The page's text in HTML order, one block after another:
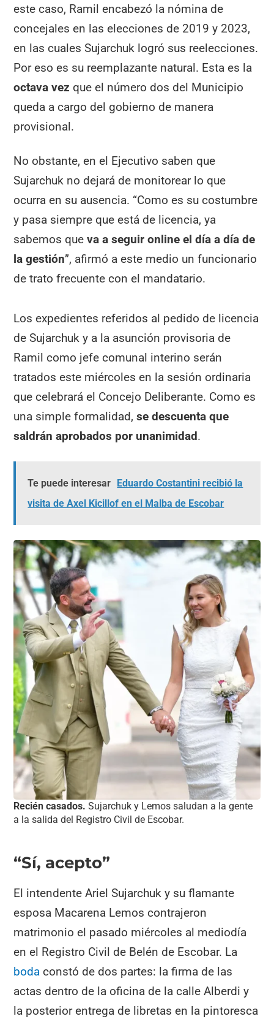
este caso, Ramil encabezó la nómina de
concejales en las elecciones de 2019 y 2023,
en las cuales Sujarchuk logró sus reelecciones.
Por eso es su reemplazante natural. Esta es la
octava vez que el número dos del Municipio
queda a cargo del gobierno de manera
provisional.
No obstante, en el Ejecutivo saben que
Sujarchuk no dejará de monitorear lo que
ocurra en su ausencia. “Como es su costumbre
y pasa siempre que está de licencia, ya
sabemos que va a seguir online el día a día de
la gestión”, afirmó a este medio un funcionario
de trato frecuente con el mandatario.
Los expedientes referidos al pedido de licencia
de Sujarchuk y a la asunción provisoria de
Ramil como jefe comunal interino serán
tratados este miércoles en la sesión ordinaria
que celebrará el Concejo Deliberante. Como es
una simple formalidad, se descuenta que
saldrán aprobados por unanimidad.
Te puede interesar Eduardo Costantini recibió la
visita de Axel Kicillof en el Malba de Escobar
Recién casados.Sujarchuk y Lemos saludan a la gente
a la salida del Registro Civil de Escobar.
“Sí, acepto”
El intendente Ariel Sujarchuk y su flamante
esposa Macarena Lemos contrajeron
matrimonio el pasado miércoles al mediodía
en el Registro Civil de Belén de Escobar. La
boda constó de dos partes: la firma de las
actas dentro de la oficina de la calle Alberdi y
la posterior entrega de libretas en la pintoresca